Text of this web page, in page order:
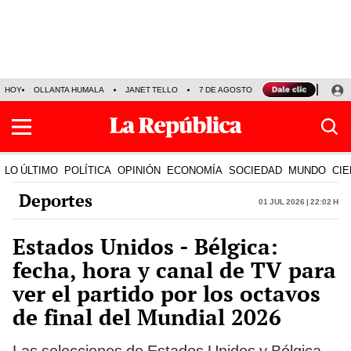
HOY OLLANTA HUMALA JANET TELLO 7 DE AGOSTO TINKA RESULTADOS
LO ÚLTIMO POLÍTICA OPINIÓN ECONOMÍA SOCIEDAD MUNDO
Deportes 01 Jul 2026 | 22:02 h
Estados Unidos - Bélgica:
fecha, hora y canal de TV para
ver el partido por los octavos
de final del Mundial 2026